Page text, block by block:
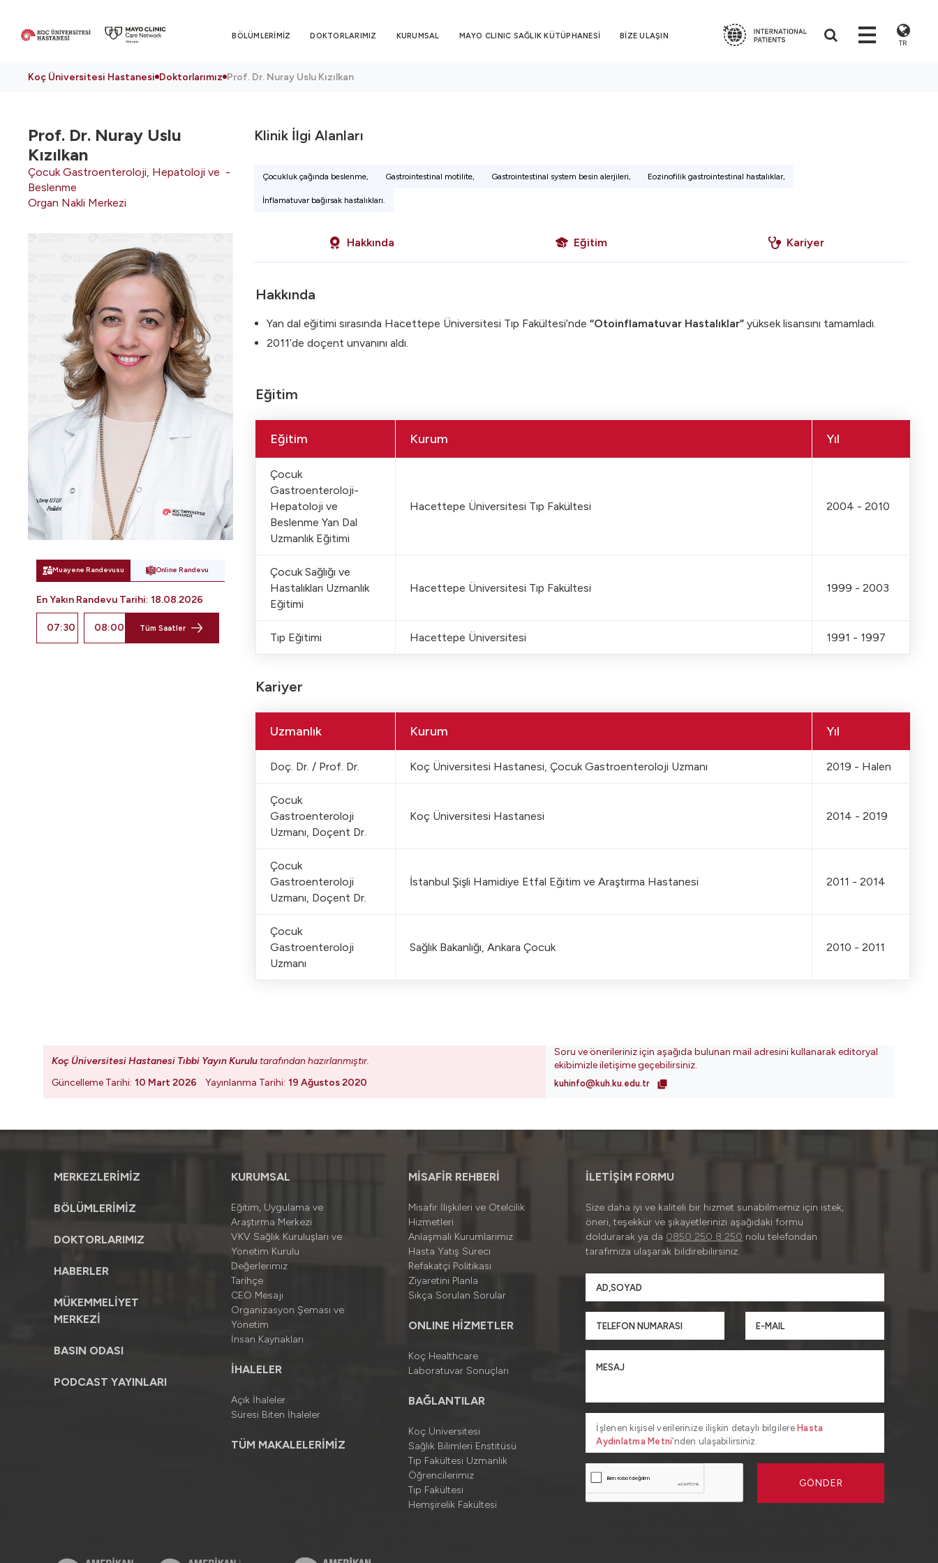
BÖLÜMLERİMİZ DOKTORLARIMIZ KURUMSAL MAYO CLINIC SAĞLIK KÜTÜPHANESİ BİZE ULAŞIN
TR
Koç Üniversitesi Hastanesi Doktorlarımız Prof. Dr. Nuray Uslu Kızılkan
Prof. Dr. Nuray Uslu
Kızılkan
Çocuk Gastroenteroloji, Hepatoloji ve
Beslenme
Organ Nakli Merkezi
Muayene Randevusu Online Randevu
En Yakın Randevu Tarihi: 18.08.2026
07:30 08:00 Tüm Saatler
Klinik İlgi Alanları
Çocukluk çağında beslenme, Gastrointestinal motilite, Gastrointestinal system besin alerjileri, Eozinofilik gastrointestinal hastalıklar,
İnflamatuvar bağırsak hastalıkları.
Hakkında Eğitim Kariyer
Hakkında
Yan dal eğitimi sırasında Hacettepe Üniversitesi Tıp Fakültesi’nde “Otoinflamatuvar Hastalıklar”yüksek lisansını tamamladı.
2011’de doçent unvanını aldı.
Eğitim
Eğitim Kurum Yıl
Çocuk
Gastroenteroloji-
Hepatoloji ve
Beslenme Yan Dal
Uzmanlık Eğitimi
Hacettepe Üniversitesi Tıp Fakültesi 2004 - 2010
Çocuk Sağlığı ve
Hastalıkları Uzmanlık
Eğitimi
Hacettepe Üniversitesi Tıp Fakültesi 1999 - 2003
Tıp Eğitimi Hacettepe Üniversitesi 1991 - 1997
Kariyer
Uzmanlık Kurum Yıl
Doç. Dr. / Prof. Dr. Koç Üniversitesi Hastanesi, Çocuk Gastroenteroloji Uzmanı 2019 - Halen
Çocuk
Gastroenteroloji
Uzmanı, Doçent Dr.
Koç Üniversitesi Hastanesi 2014 - 2019
Çocuk
Gastroenteroloji
Uzmanı, Doçent Dr.
İstanbul Şişli Hamidiye Etfal Eğitim ve Araştırma Hastanesi 2011 - 2014
Çocuk
Gastroenteroloji
Uzmanı
Sağlık Bakanlığı, Ankara Çocuk 2010 - 2011
Koç Üniversitesi Hastanesi Tıbbi Yayın Kurulu tarafından hazırlanmıştır.
Güncelleme Tarihi: 10 Mart 2026 Yayınlanma Tarihi: 19 Ağustos 2020
Soru ve önerileriniz için aşağıda bulunan mail adresini kullanarak editoryal
ekibimizle iletişime geçebilirsiniz.
kuhinfo@kuh.ku.edu.tr
MERKEZLERİMİZ
BÖLÜMLERİMİZ
DOKTORLARIMIZ
HABERLER
MÜKEMMELİYET
MERKEZİ
BASIN ODASI
PODCAST YAYINLARI
KURUMSAL
Eğitim, Uygulama ve
Araştırma Merkezi
VKV Sağlık Kuruluşları ve
Yönetim Kurulu
Değerlerimiz
Tarihçe
CEO Mesajı
Organizasyon Şeması ve
Yönetim
İnsan Kaynakları
İHALELER
Açık İhaleler
Süresi Biten İhaleler
TÜM MAKALELERİMİZ
MİSAFİR REHBERİ
Misafir İlişkileri ve Otelcilik
Hizmetleri
Anlaşmalı Kurumlarımız
Hasta Yatış Süreci
Refakatçi Politikası
Ziyaretini Planla
Sıkça Sorulan Sorular
ONLINE HİZMETLER
Koç Healthcare
Laboratuvar Sonuçları
BAĞLANTILAR
Koç Üniversitesi
Sağlık Bilimleri Enstitüsü
Tıp Fakültesi Uzmanlık
Öğrencilerimiz
Tıp Fakültesi
Hemşirelik Fakültesi
İLETİŞİM FORMU
Size daha iyi ve kaliteli bir hizmet sunabilmemiz için istek,
öneri, teşekkür ve şikayetlerinizi aşağıdaki formu
doldurarak ya da 0850 250 8 250 nolu telefondan
tarafımıza ulaşarak bildirebilirsiniz.
İşlenen kişisel verilerinize ilişkin detaylı bilgilere Hasta
Aydınlatma Metni’nden ulaşabilirsiniz.
GÖNDER